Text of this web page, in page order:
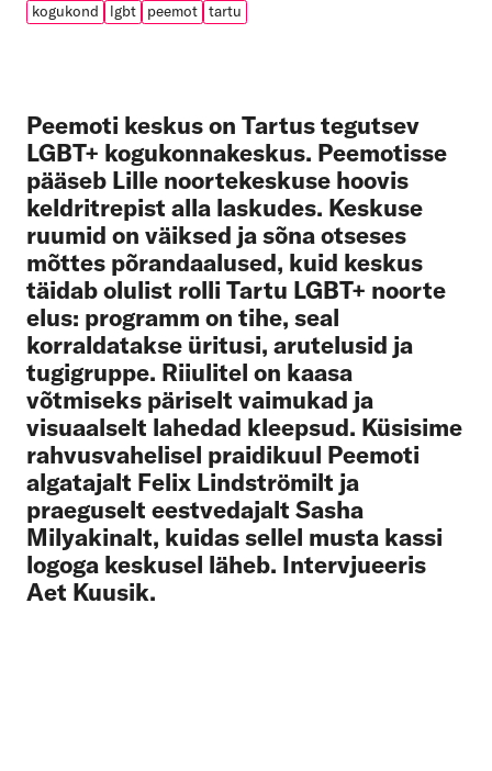
kogukond lgbt peemot tartu
Peemoti keskus on Tartus tegutsev
LGBT+ kogukonnakeskus. Peemotisse
pääseb Lille noortekeskuse hoovis
keldritrepist alla laskudes. Keskuse
ruumid on väiksed ja sõna otseses
mõttes põrandaalused, kuid keskus
täidab olulist rolli Tartu LGBT+ noorte
elus: programm on tihe, seal
korraldatakse üritusi, arutelusid ja
tugigruppe. Riiulitel on kaasa
võtmiseks päriselt vaimukad ja
visuaalselt lahedad kleepsud. Küsisime
rahvusvahelisel praidikuul Peemoti
algatajalt Felix Lindströmilt ja
praeguselt eestvedajalt Sasha
Milyakinalt, kuidas sellel musta kassi
logoga keskusel läheb. Intervjueeris
Aet Kuusik.